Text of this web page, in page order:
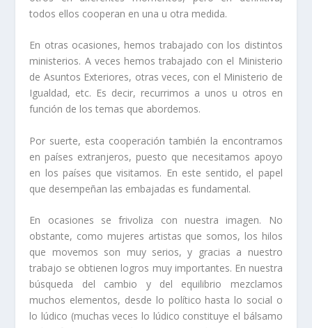
todos ellos cooperan en una u otra medida.
En otras ocasiones, hemos trabajado con los distintos
ministerios. A veces hemos trabajado con el Ministerio
de Asuntos Exteriores, otras veces, con el Ministerio de
Igualdad, etc. Es decir, recurrimos a unos u otros en
función de los temas que abordemos.
Por suerte, esta cooperación también la encontramos
en países extranjeros, puesto que necesitamos apoyo
en los países que visitamos. En este sentido, el papel
que desempeñan las embajadas es fundamental.
En ocasiones se frivoliza con nuestra imagen. No
obstante, como mujeres artistas que somos, los hilos
que movemos son muy serios, y gracias a nuestro
trabajo se obtienen logros muy importantes. En nuestra
búsqueda del cambio y del equilibrio mezclamos
muchos elementos, desde lo político hasta lo social o
lo lúdico (muchas veces lo lúdico constituye el bálsamo